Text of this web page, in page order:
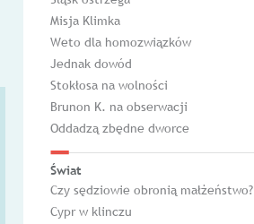
Misja Klimka
Weto dla homozwiązków
Jednak dowód
Stokłosa na wolności
Brunon K. na obserwacji
Oddadzą zbędne dworce
Świat
Czy sędziowie obronią małżeństwo?
Cypr w klinczu